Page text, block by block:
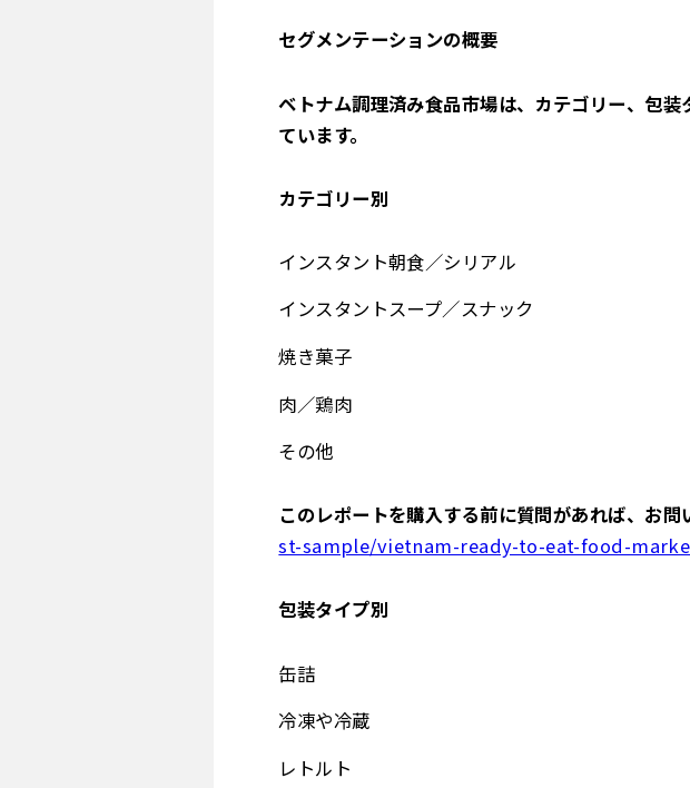
セグメンテーションの概要
ベトナム調理済み食品市場は、カテゴリー、包
ています。
カテゴリー別
インスタント朝食／シリアル
インスタントスープ／スナック
焼き菓子
肉／鶏肉
その他
このレポートを購入する前に質問があれば、お問
st-sample/vietnam-ready-to-eat-food-
包装タイプ別
缶詰
冷凍や冷蔵
レトルト